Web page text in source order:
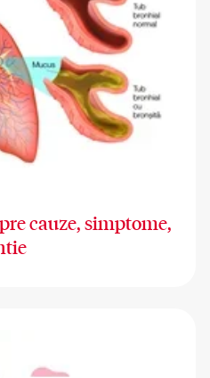
cauze, simptome,